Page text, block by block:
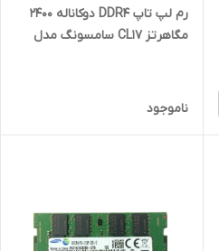
رم لپ تاپ DDR4 دوکاناله 2400
مگاهرتز CL17 سامسونگ مدل
ناموجود